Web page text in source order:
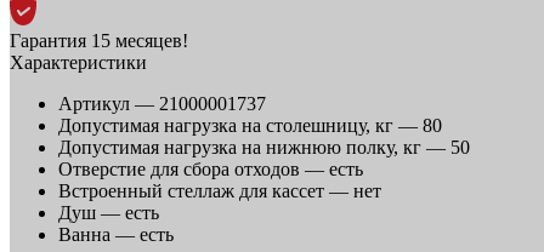
Гарантия 15 месяцев!
Характеристики
Артикул — 21000001737
Допустимая нагрузка на столешницу, кг — 80
Допустимая нагрузка на нижнюю полку, кг — 50
Отверстие для сбора отходов — есть
Встроенный стеллаж для кассет — нет
Душ — есть
Ванна — есть